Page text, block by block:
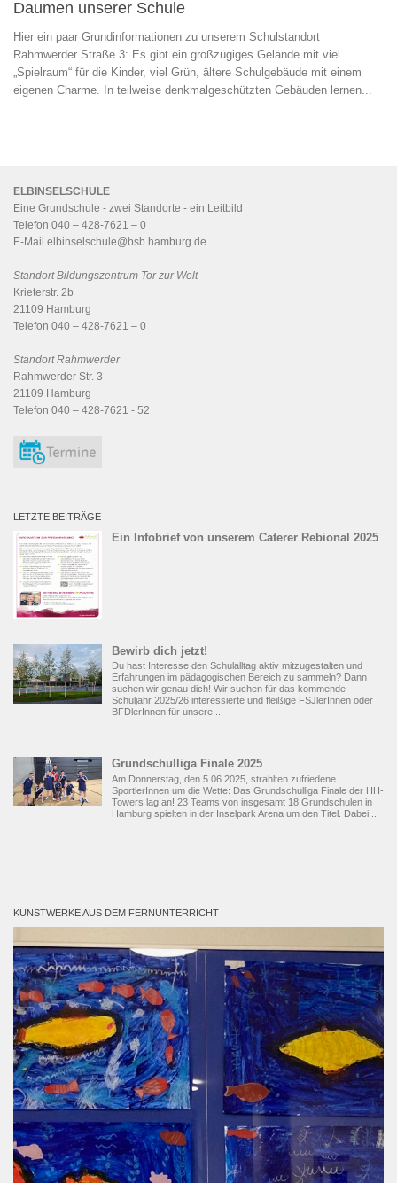
Daumen unserer Schule
Hier ein paar Grundinformationen zu unserem Schulstandort
Rahmwerder Straße 3: Es gibt ein großzügiges Gelände mit viel
„Spielraum“ für die Kinder, viel Grün, ältere Schulgebäude mit einem
eigenen Charme. In teilweise denkmalgeschützten Gebäuden lernen...
ELBINSELSCHULE
Eine Grundschule - zwei Standorte - ein Leitbild
Telefon 040 – 428-7621 – 0
E-Mail elbinselschule@bsb.hamburg.de
Standort Bildungszentrum Tor zur Welt
Krieterstr. 2b
21109 Hamburg
Telefon 040 – 428-7621 – 0
Standort Rahmwerder
Rahmwerder Str. 3
21109 Hamburg
Telefon 040 – 428-7621 - 52
LETZTE BEITRÄGE
Ein Infobrief von unserem Caterer Rebional 2025
Bewirb dich jetzt!
Du hast Interesse den Schulalltag aktiv mitzugestalten und
Erfahrungen im pädagogischen Bereich zu sammeln? Dann
suchen wir genau dich! Wir suchen für das kommende
Schuljahr 2025/26 interessierte und fleißige FSJlerInnen oder
BFDlerInnen für unsere...
Grundschulliga Finale 2025
Am Donnerstag, den 5.06.2025, strahlten zufriedene
SportlerInnen um die Wette: Das Grundschulliga Finale der HH-
Towers lag an! 23 Teams von insgesamt 18 Grundschulen in
Hamburg spielten in der Inselpark Arena um den Titel. Dabei...
KUNSTWERKE AUS DEM FERNUNTERRICHT